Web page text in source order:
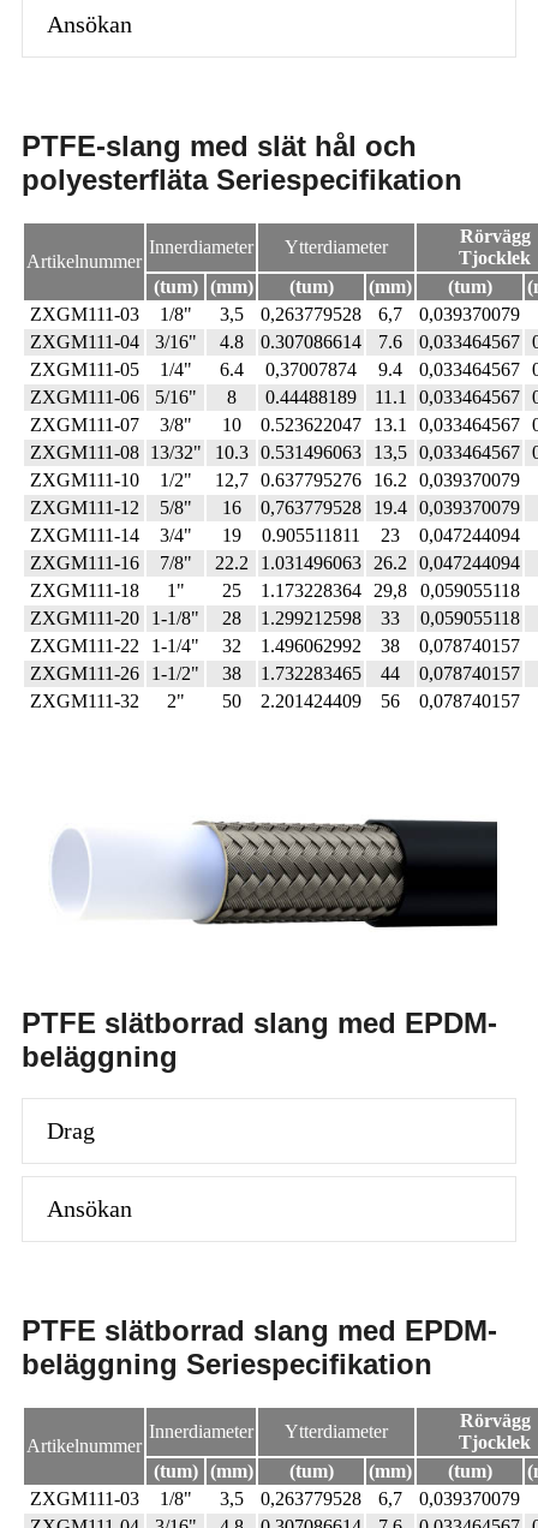
Ansökan
PTFE-slang med slät hål och
polyesterfläta Seriespecifikation
Artikelnummer
Innerdiameter Ytterdiameter
Rörvägg
Tjocklek
(tum)
(mm) (tum) (mm) (tum)
ZXGM111-03
1/8" 3,5 0,263779528 6,7
0,039370079
ZXGM111-04
3/16" 4.8 0.307086614 7.6 0,033464567
ZXGM111-05
1/4" 6.4 0,37007874 9.4 0,033464567
ZXGM111-06
5/16" 8 0.44488189 11.1 0,033464567
ZXGM111-07
3/8" 10 0.523622047 13.1 0,033464567
ZXGM111-08
13/32" 10.3 0.531496063 13,5 0,033464567
ZXGM111-10
1/2" 12,7 0.637795276 16.2
0,039370079
ZXGM111-12
5/8" 16 0,763779528 19.4 0,039370079
ZXGM111-14
3/4" 19 0.905511811 23 0,047244094
ZXGM111-16
7/8" 22.2 1.031496063 26.2 0,047244094
ZXGM111-18
1" 25 1.173228364 29,8 0,059055118
ZXGM111-20
1-1/8" 28 1.299212598 33 0,059055118
ZXGM111-22
1-1/4" 32 1.496062992 38
0,078740157
ZXGM111-26
1-1/2" 38 1.732283465 44
0,078740157
ZXGM111-32
2" 50 2.201424409 56 0,078740157
PTFE slätborrad slang med EPDM-
beläggning
Drag
Ansökan
PTFE slätborrad slang med EPDM-
beläggning Seriespecifikation
Artikelnummer
Innerdiameter Ytterdiameter
Rörvägg
Tjocklek
(tum)
(mm) (tum) (mm) (tum)
ZXGM111-03
1/8" 3,5 0,263779528 6,7
0,039370079